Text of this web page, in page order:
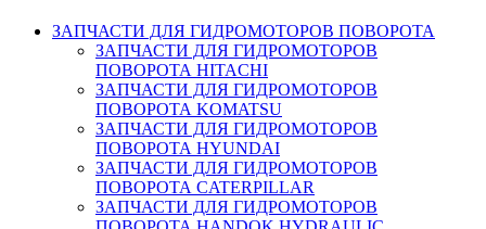
ЗАПЧАСТИ ДЛЯ ГИДРОМОТОРОВ ПОВОРОТА
ЗАПЧАСТИ ДЛЯ ГИДРОМОТОРОВ
ПОВОРОТА HITACHI
ЗАПЧАСТИ ДЛЯ ГИДРОМОТОРОВ
ПОВОРОТА KOMATSU
ЗАПЧАСТИ ДЛЯ ГИДРОМОТОРОВ
ПОВОРОТА HYUNDAI
ЗАПЧАСТИ ДЛЯ ГИДРОМОТОРОВ
ПОВОРОТА CATERPILLAR
ЗАПЧАСТИ ДЛЯ ГИДРОМОТОРОВ